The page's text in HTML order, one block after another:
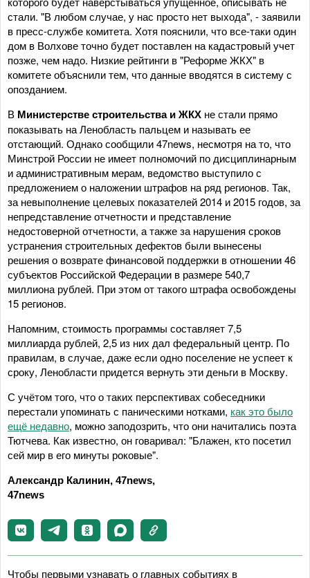
стали. "В любом случае, у нас просто нет выхода", - заявили
в пресс-службе комитета. Хотя пояснили, что все-таки один
дом в Волхове точно будет поставлен на кадастровый учет
позже, чем надо. Низкие рейтинги в "Реформе ЖКХ" в
комитете объяснили тем, что данные вводятся в систему с
опозданием.
В Министерстве строительства и ЖКХ не стали прямо
показывать на Ленобласть пальцем и называть ее
отстающий. Однако сообщили 47news, несмотря на то, что
Минстрой России не имеет полномочий по дисциплинарным
и административным мерам, ведомство выступило с
предложением о наложении штрафов на ряд регионов. Так,
за невыполнение целевых показателей 2014 и 2015 годов, за
непредставление отчетности и представление
недостоверной отчетности, а также за нарушения сроков
устранения строительных дефектов были вынесены
решения о возврате финансовой поддержки в отношении 46
субъектов Российской Федерации в размере 540,7
миллиона рублей. При этом от такого штрафа освобождены
15 регионов.
Напомним, стоимость программы составляет 7,5
миллиарда рублей, 2,5 из них дал федеральный центр. По
правилам, в случае, даже если одно поселение не успеет к
сроку, Ленобласти придется вернуть эти деньги в Москву.
С учётом того, что о таких перспективах собеседники
перестали упоминать с паническими нотками, как это было
ещё недавно, можно заподозрить, что они начитались поэта
Тютчева. Как известно, он говаривал: "Блажен, кто посетил
сей мир в его минуты роковые".
Александр Калинин, 47news,
47news
Чтобы первыми узнавать о главных событиях в